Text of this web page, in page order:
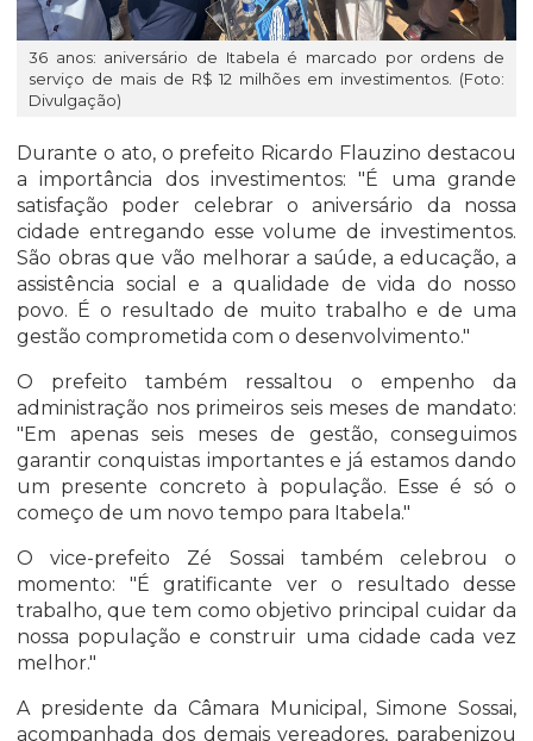
36 anos: aniversário de Itabela é marcado por ordens de
serviço de mais de R$ 12 milhões em investimentos. (Foto:
Divulgação)
Durante o ato, o prefeito Ricardo Flauzino destacou
a importância dos investimentos: "É uma grande
satisfação poder celebrar o aniversário da nossa
cidade entregando esse volume de investimentos.
São obras que vão melhorar a saúde, a educação, a
assistência social e a qualidade de vida do nosso
povo. É o resultado de muito trabalho e de uma
gestão comprometida com o desenvolvimento."
O prefeito também ressaltou o empenho da
administração nos primeiros seis meses de mandato:
"Em apenas seis meses de gestão, conseguimos
garantir conquistas importantes e já estamos dando
um presente concreto à população. Esse é só o
começo de um novo tempo para Itabela."
O vice-prefeito Zé Sossai também celebrou o
momento: "É gratificante ver o resultado desse
trabalho, que tem como objetivo principal cuidar da
nossa população e construir uma cidade cada vez
melhor."
A presidente da Câmara Municipal, Simone Sossai,
acompanhada dos demais vereadores, parabenizou